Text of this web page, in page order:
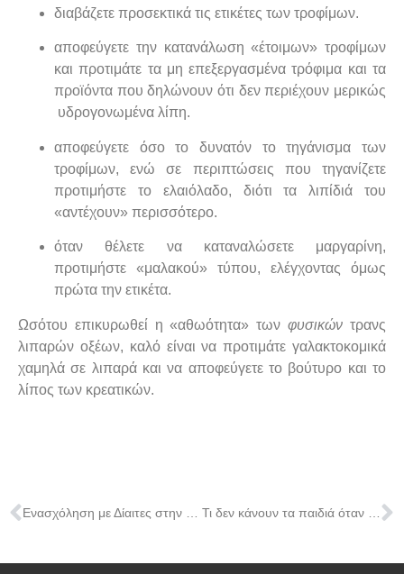
διαβάζετε προσεκτικά τις ετικέτες των τροφίμων.
αποφεύγετε την κατανάλωση «έτοιμων» τροφίμων
και προτιμάτε τα μη επεξεργασμένα τρόφιμα και τα
προϊόντα που δηλώνουν ότι δεν περιέχουν μερικώς
υδρογονωμένα λίπη.
αποφεύγετε όσο το δυνατόν το τηγάνισμα των
τροφίμων, ενώ σε περιπτώσεις που τηγανίζετε
προτιμήστε το ελαιόλαδο, διότι τα λιπίδιά του
«αντέχουν» περισσότερο.
όταν θέλετε να καταναλώσετε μαργαρίνη,
προτιμήστε «μαλακού» τύπου, ελέγχοντας όμως
πρώτα την ετικέτα.
Ωσότου επικυρωθεί η «αθωότητα» τωνφυσικών τρανς
λιπαρών οξέων, καλό είναι να προτιμάτε γαλακτοκομικά
χαμηλά σε λιπαρά και να αποφεύγετε το βούτυρο και το
λίπος των κρεατικών.
Ενασχόληση με Δίαιτες στην Εφηβεία Τι δεν κάνουν τα παιδιά όταν παρακολουθούν τηλεόραση;